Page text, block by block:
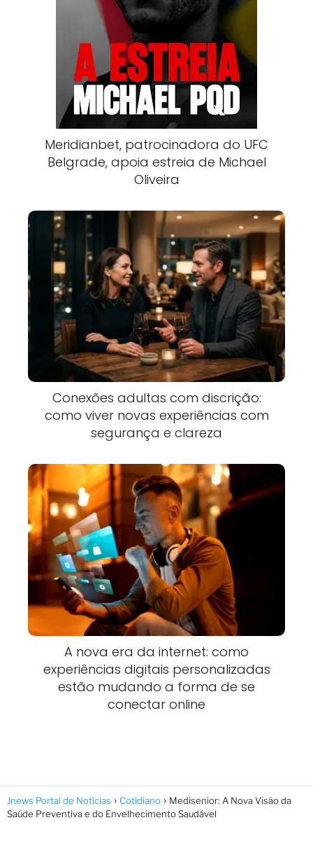
Meridianbet, patrocinadora do UFC
Belgrade, apoia estreia de Michael
Oliveira
Conexões adultas com discrição:
como viver novas experiências com
segurança e clareza
A nova era da internet: como
experiências digitais personalizadas
estão mudando a forma de se
conectar online
Jnews Portal de Notícias Cotidiano
Medisenior: A Nova Visão da
Saúde Preventiva e do Envelhecimento Saudável